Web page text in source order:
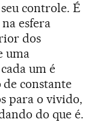
controle. É
esfera
dos
uma
um é
constante
para o vivido,
do que é.